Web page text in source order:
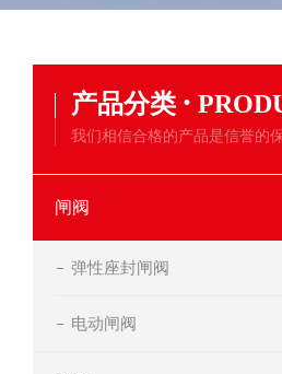
产品分类 ·
我们相信合格的产品是信誉的
闸阀
弹性座封闸阀
电动闸阀